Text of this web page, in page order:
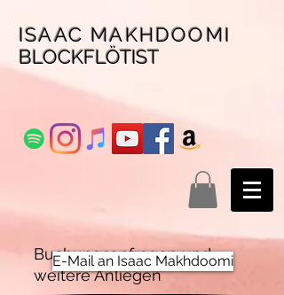
ISAAC MAKHDOOMI
BLOCKFLÖTIST
Buchungsanfragen und
weitere Anliegen
E-Mail an Isaac Makhdoomi